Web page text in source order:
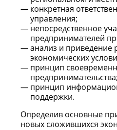
конкретная
управления;
непосредственное
предпринимателей
анализ и приведение
экономических
принцип
предпринимательства;
принцип
поддержки.
Определив основные
новых сложившихся